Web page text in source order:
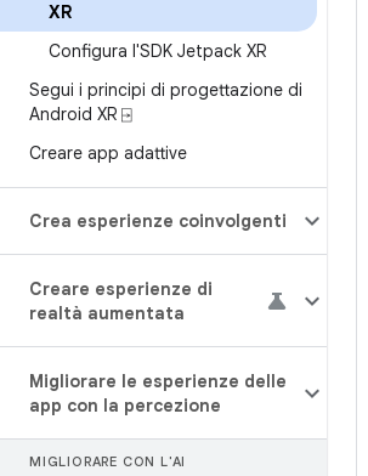
XR
Configura l'SDK Jetpack XR
Segui i principi di progettazione di
Android XR ⍈
Creare app adattive
Crea esperienze coinvolgenti
Creare esperienze di
realtà aumentata
Migliorare le esperienze delle
app con la percezione
MIGLIORARE CON L'AI